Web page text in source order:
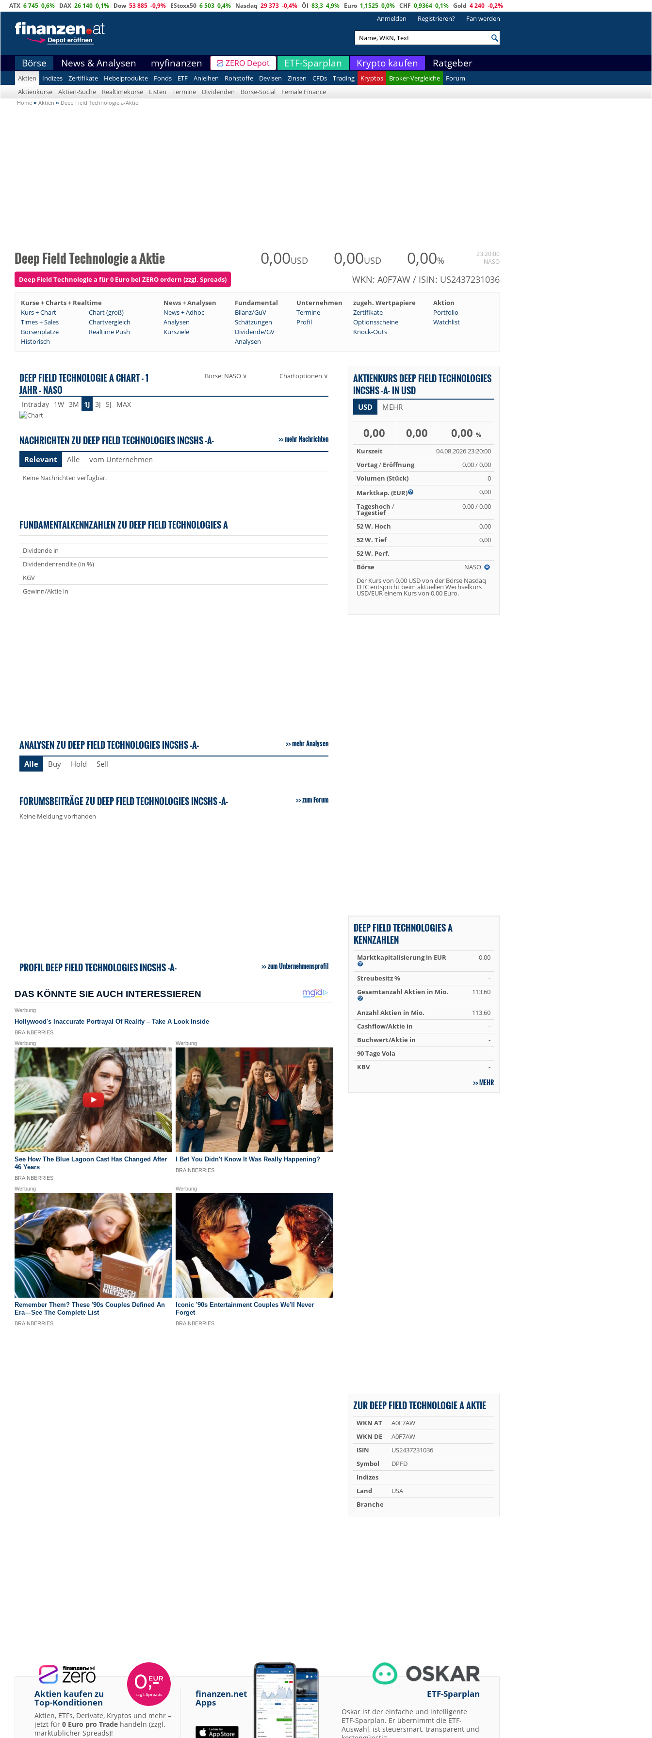
ATX 6 745 0,6% DAX 26 140 0,1% Dow 53 885 -0,9% EStoxx50 6 503 0,4% Nasdaq 29 373 -0,4% Öl 83,3 4,9% Euro 1,1525 0,0% CHF 0,9364 0,1% Gold 4 240 -0,2%
Anmelden Registrieren? Fan werden
Börse News & Analysen myfinanzen ZERO Depot ETF-Sparplan Krypto kaufen Ratgeber
Aktien Indizes Zertifikate Hebelprodukte Fonds ETF Anleihen Rohstoffe Devisen Zinsen CFDs Trading Kryptos Broker-Vergleiche
Forum
Aktienkurse
Aktien-Suche Realtimekurse Listen Termine Dividenden Börse-Social Female Finance
Home » Aktien » Deep Field Technologie a-Aktie
Deep Field Technologie a Aktie 0,00USD 0,00USD 0,00%
23:20:00
NASO
Deep Field Technologie a für 0 Euro bei ZERO ordern (zzgl. Spreads) WKN: A0F7AW / ISIN: US2437231036
Kurse + Charts + Realtime News + Analysen Fundamental Unternehmen zugeh. Wertpapiere
Aktion
Kurs + Chart
Chart (groß) News + Adhoc Bilanz/GuV Termine Zertifikate
Portfolio
Times + Sales
Chartvergleich Analysen Schätzungen Profil Optionsscheine
Watchlist
Börsenplätze
Realtime Push Kursziele Dividende/GV
Knock-Outs
Historisch
Analysen
DEEP FIELD TECHNOLOGIE A CHART - 1
JAHR - NASO
Börse: NASO ∨ Chartoptionen ∨
Intraday 1W 3M 1J 3J 5J MAX
NACHRICHTEN ZU DEEP FIELD TECHNOLOGIES INCSHS -A- mehr Nachrichten
Relevant Alle vom Unternehmen
Keine Nachrichten verfügbar.
FUNDAMENTALKENNZAHLEN ZU DEEP FIELD TECHNOLOGIES A
Dividende in
Dividendenrendite (in %)
KGV
Gewinn/Aktie in
ANALYSEN ZU DEEP FIELD TECHNOLOGIES INCSHS -A- mehr Analysen
Alle Buy Hold Sell
FORUMSBEITRÄGE ZU DEEP FIELD TECHNOLOGIES INCSHS -A- zum Forum
Keine Meldung vorhanden
PROFIL DEEP FIELD TECHNOLOGIES INCSHS -A- zum Unternehmensprofil
AKTIENKURS DEEP FIELD TECHNOLOGIES
INCSHS -A- IN USD
USD MEHR
0,00 0,00 0,00%
Kurszeit
04.08.2026 23:20:00
Vortag/ Eröffnung
0,00 / 0,00
Volumen (Stück)
0
Marktkap. (EUR)
0,00
Tageshoch /
Tagestief
0,00 / 0,00
52 W. Hoch
0,00
52 W. Tief
0,00
52 W. Perf.
Börse
NASO
Der Kurs von 0,00 USD von der Börse Nasdaq
OTC entspricht beim aktuellen Wechselkurs
USD/EUR einem Kurs von 0,00 Euro.
DEEP FIELD TECHNOLOGIES A
KENNZAHLEN
Marktkapitalisierung in EUR 0.00
Streubesitz %
-
Gesamtanzahl Aktien in Mio.
113.60
Anzahl Aktien in Mio.
113.60
Cashflow/Aktie in
-
Buchwert/Aktie in
-
90 Tage Vola
-
KBV
-
MEHR
ZUR DEEP FIELD TECHNOLOGIE A AKTIE
WKN AT
A0F7AW
WKN DE
A0F7AW
ISIN
US2437231036
Symbol
DPFD
Indizes
Land
USA
Branche
Aktien kaufen zu
Top-Konditionen
Aktien, ETFs, Derivate, Kryptos und mehr –
jetzt für 0 Euro pro Trade handeln (zzgl.
marktüblicher Spreads)!
finanzen.net
Apps
ETF-Sparplan
Oskar ist der einfache und intelligente
ETF-Sparplan. Er übernimmt die ETF-
Auswahl, ist steuersmart, transparent und